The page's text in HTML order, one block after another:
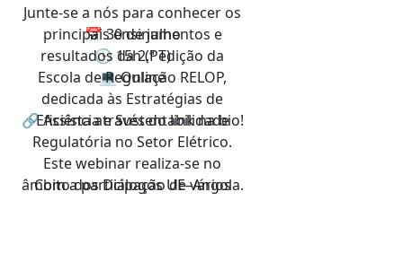
📅 30 de julho
🕒 15h (PT)
💻 Online
🔗 Assista através do link na bio!
Este webinar realiza-se no
âmbito dos Diálogos UE–Angola.
Junte-se a nós para conhecer os
principais ensinamentos e
resultados da 2.ª edição da
Escola de Regulação RELOP,
dedicada às Estratégias de
Eficiência e Sustentabilidade
Regulatória no Setor Elétrico.
Com a participação de vários